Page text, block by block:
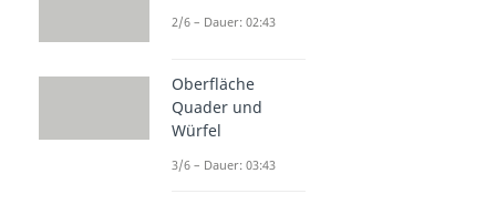
2/6 – Dauer: 02:43
Oberfläche
Quader und
Würfel
3/6 – Dauer: 03:43